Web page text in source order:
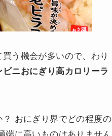
う機会が多いので、わり
ビニおにぎり高カロリーラ
おにぎり界でどの程度の